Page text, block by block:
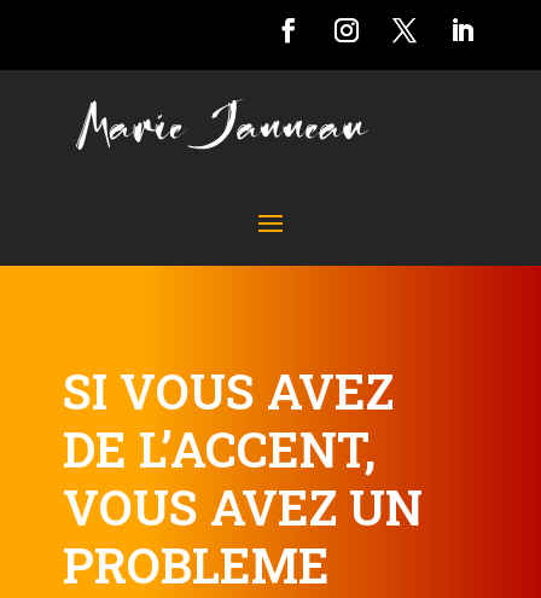
SI VOUS AVEZ
DE L’ACCENT,
VOUS AVEZ UN
PROBLEME